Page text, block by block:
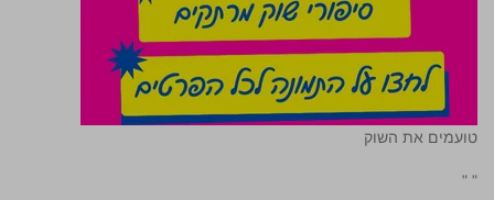
טועמים את השוק
"
"